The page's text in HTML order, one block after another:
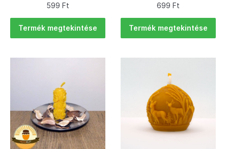
599 Ft
Termék megtekintése
699Ft
Termék megtekintése